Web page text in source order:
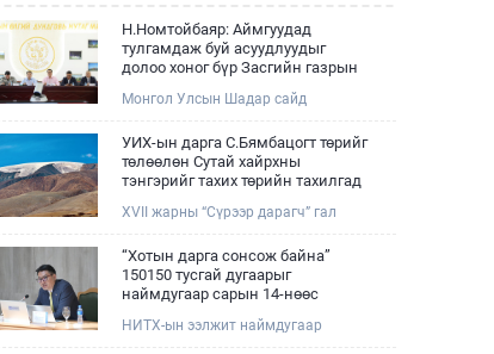
Н.Номтойбаяр: Аймгуудад
тулгамдаж буй асуудлуудыг
долоо хоног бүр Засгийн газрын
шийдвэрлүүлнэ
Монгол Улсын Шадар сайд
Дундговь аймагт ажиллалаа.
Ерөнхий сайдын 10 дугаар албан
даалгавар, Улсын Онцгой комиссын
даргын 3 дугаар тушаалын хүрээнд
Өмнөговь аймагт байгаль орчин,
200 гаруйг нь арилгуулаад байна.
УИХ-ын дарга С.Бямбацогт төрийг
төлөөлөн Сутай хайрхны
тэнгэрийг тахих төрийн тахилгад
XVII жарны “Сүрээр дарагч” гал
хонь сарын 23-ны өлзий
дэмбэрэлтэй өдөр /2026.08.06/
Сутай хайрхны тэнгэрийг тайх
төрийн тахилга боллоо.
“Хотын дарга сонсож байна”
150150 тусгай дугаарыг
наймдугаар сарын 14-нөөс
НИТХ-ын ээлжит наймдугаар